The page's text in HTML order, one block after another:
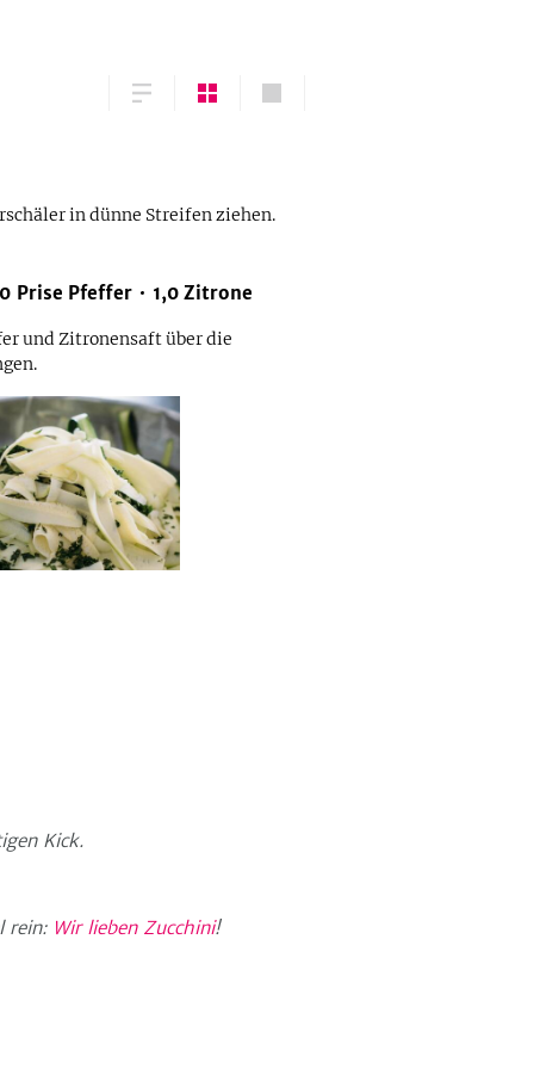
in dünne Streifen ziehen.
Prise Pfeffer 1,0 Zitrone
und Zitronensaft über die
Kick.
rein: Wir lieben Zucchini!